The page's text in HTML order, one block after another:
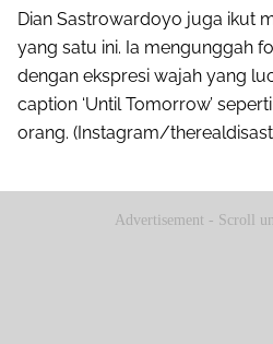
Dian Sastrowardoyo juga ikut
yang satu ini. Ia mengunggah
dengan ekspresi wajah yang
caption ‘Until Tomorrow’
orang. (Instagram/
Advertisement - Scroll